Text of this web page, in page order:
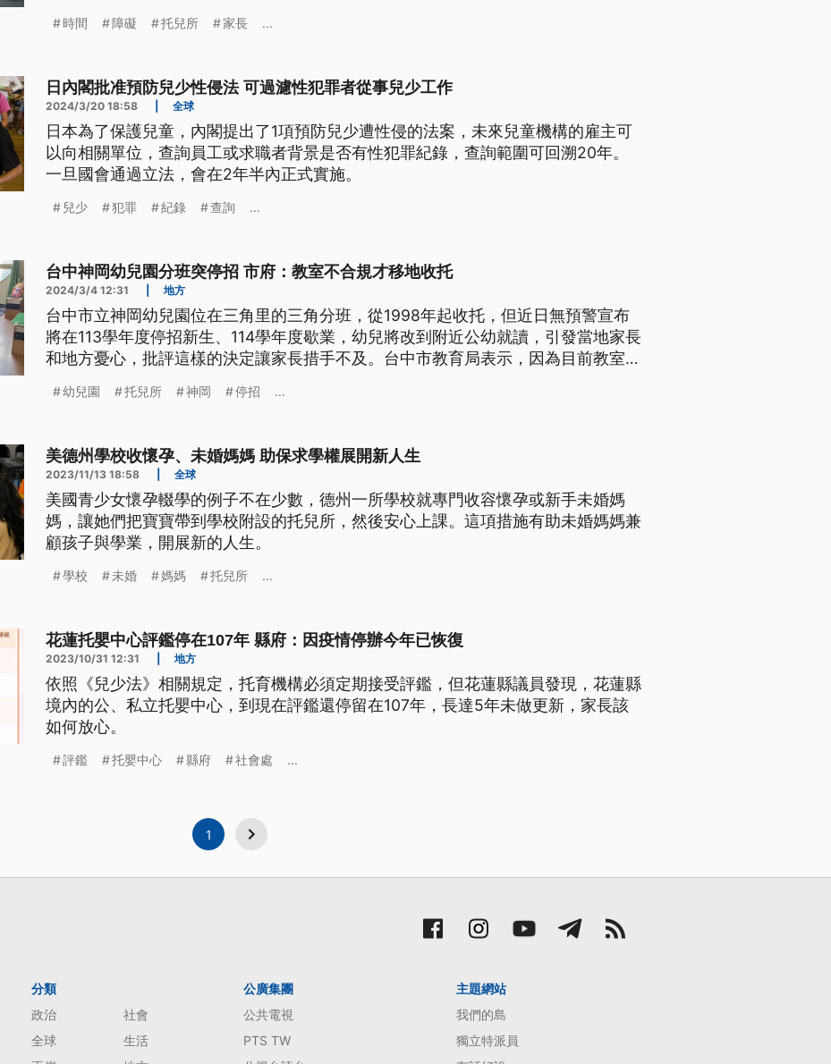
時間 障礙 托兒所 家長 ...
日內閣批准預防兒少性侵法 可過濾性犯罪者從事兒少工作
2024/3/20 18:58 全球
日本為了保護兒童，內閣提出了1項預防兒少遭性侵的法案，未來兒童機構的雇主可
以向相關單位，查詢員工或求職者背景是否有性犯罪紀錄，查詢範圍可回溯20年。
一旦國會通過立法，會在2年半內正式實施。
兒少 犯罪 紀錄 查詢 ...
台中神岡幼兒園分班突停招 市府：教室不合規才移地收托
2024/3/4 12:31 地方
台中市立神岡幼兒園位在三角里的三角分班，從1998年起收托，但近日無預警宣布
將在113學年度停招新生、114學年度歇業，幼兒將改到附近公幼就讀，引發當地家長
和地方憂心，批評這樣的決定讓家長措手不及。台中市教育局表示，因為目前教室使
幼兒園 托兒所 神岡 停招 ...
美德州學校收懷孕、未婚媽媽 助保求學權展開新人生
2023/11/13 18:58 全球
美國青少女懷孕輟學的例子不在少數，德州一所學校就專門收容懷孕或新手未婚媽
媽，讓她們把寶寶帶到學校附設的托兒所，然後安心上課。這項措施有助未婚媽媽兼
顧孩子與學業，開展新的人生。
學校 未婚 媽媽 托兒所 ...
花蓮托嬰中心評鑑停在107年 縣府：因疫情停辦今年已恢復
2023/10/31 12:31 地方
依照《兒少法》相關規定，托育機構必須定期接受評鑑，但花蓮縣議員發現，花蓮縣
境內的公、私立托嬰中心，到現在評鑑還停留在107年，長達5年未做更新，家長該
如何放心。
評鑑 托嬰中心 縣府 社會處 ...
1
分類
政治
社會
全球
生活
公廣集團
公共電視
PTS TW
主題網站
我們的島
獨立特派員